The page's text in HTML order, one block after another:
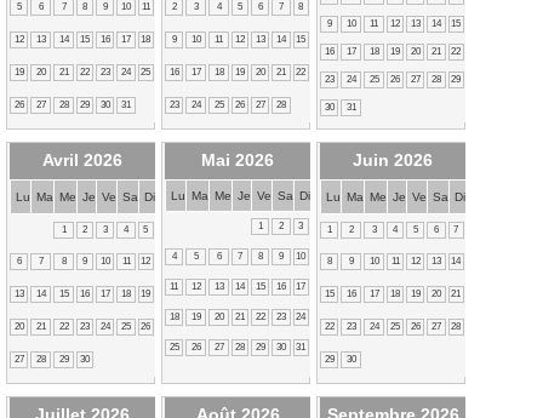
5 6 7 8 9 10 11
12 13 14 15 16 17 18
19 20 21 22 23 24 25
26 27 28 29 30 31
2 3 4 5 6 7 8
9 10 11 12 13 14 15
16 17 18 19 20 21 22
23 24 25 26 27 28
9 10 11 12 13 14 15
16 17 18 19 20 21 22
23 24 25 26 27 28 29
30 31
Avril 2026
Lu Ma Me Je Ve Sa Di
1 2 3 4 5
6 7 8 9 10 11 12
13 14 15 16 17 18 19
20 21 22 23 24 25 26
27 28 29 30
Mai 2026
Lu Ma Me Je Ve Sa Di
1 2 3
4 5 6 7 8 9 10
11 12 13 14 15 16 17
18 19 20 21 22 23 24
25 26 27 28 29 30 31
Juin 2026
Lu Ma Me Je Ve Sa Di
1 2 3 4 5 6 7
8 9 10 11 12 13 14
15 16 17 18 19 20 21
22 23 24 25 26 27 28
29 30